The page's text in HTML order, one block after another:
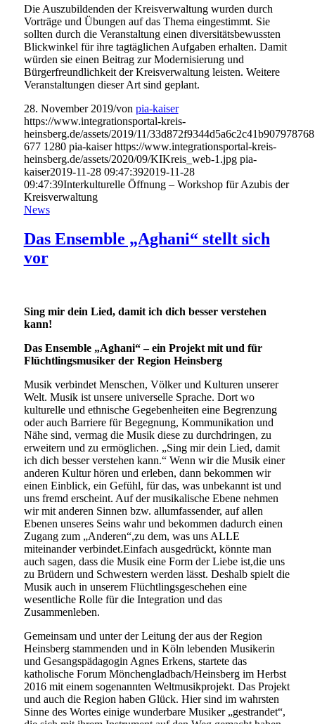
Die Auszubildenden der Kreisverwaltung wurden durch
Vorträge und Übungen auf das Thema eingestimmt. Sie
sollten durch die Veranstaltung einen diversitätsbewussten
Blickwinkel für ihre tagtäglichen Aufgaben erhalten. Damit
würden sie einen Beitrag zur Modernisierung und
Bürgerfreundlichkeit der Kreisverwaltung leisten. Weitere
Veranstaltungen dieser Art sind geplant.
28. November 2019/von pia-kaiser
https://www.integrationsportal-kreis-
heinsberg.de/assets/2019/11/
677 1280 pia-kaiser https://www.integrationsportal-kreis-
heinsberg.de/assets/2020/09/KIKreis_web-1.jpg pia-
kaiser2019-11-28 09:47:392019-11-28
09:47:39Interkulturelle Öffnung – Workshop für Azubis der
Kreisverwaltung
News
Das Ensemble „Aghani“ stellt sich
vor
Sing mir dein Lied, damit ich dich besser verstehen
kann!
Das Ensemble „Aghani“ – ein Projekt mit und für
Flüchtlingsmusiker der Region Heinsberg
Musik verbindet Menschen, Völker und Kulturen unserer
Welt. Musik ist unsere universelle Sprache. Dort wo
kulturelle und ethnische Gegebenheiten eine Begrenzung
oder auch Barriere für Begegnung, Kommunikation und
Nähe sind, vermag die Musik diese zu durchdringen, zu
erweitern und zu ermöglichen. „Sing mir dein Lied, damit
ich dich besser verstehen kann.“ Wenn wir die Musik einer
anderen Kultur hören und erleben, dann bekommen wir
einen Einblick, ein Gefühl, für das, was unbekannt ist und
uns fremd erscheint. Auf der musikalische Ebene nehmen
wir mit anderen Sinnen bzw. allumfassender, auf allen
Ebenen unseres Seins wahr und bekommen dadurch einen
Zugang zum „Anderen“,zu dem, was uns ALLE
miteinander verbindet.Einfach ausgedrückt, könnte man
auch sagen, dass die Musik eine Form der Liebe ist,die uns
zu Brüdern und Schwestern werden lässt. Deshalb spielt die
Musik auch in unserem Flüchtlingsgeschehen eine
wesentliche Rolle für die Integration und das
Zusammenleben.
Gemeinsam und unter der Leitung der aus der Region
Heinsberg stammenden und in Köln lebenden Musikerin
und Gesangspädagogin Agnes Erkens, startete das
katholische Forum Mönchengladbach/Heinsberg im Herbst
2016 mit einem sogenannten Weltmusikprojekt. Das Projekt
und auch die Region haben Glück. Hier sind im wahrsten
Sinne des Wortes einige wunderbare Musiker „gestrandet“,